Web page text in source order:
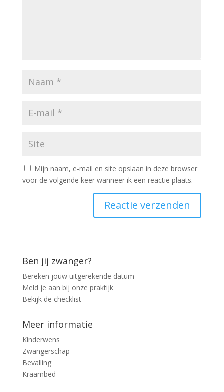
Mijn naam, e-mail en site opslaan in deze browser
voor de volgende keer wanneer ik een reactie plaats.
Ben jij zwanger?
Bereken jouw uitgerekende datum
Meld je aan bij onze praktijk
Bekijk de checklist
Meer informatie
Kinderwens
Zwangerschap
Bevalling
Kraambed